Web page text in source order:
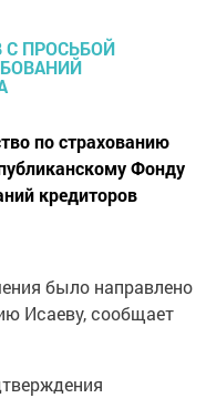
по страхованию
Фонду
кредиторов
было направлено
Исаеву, сообщает